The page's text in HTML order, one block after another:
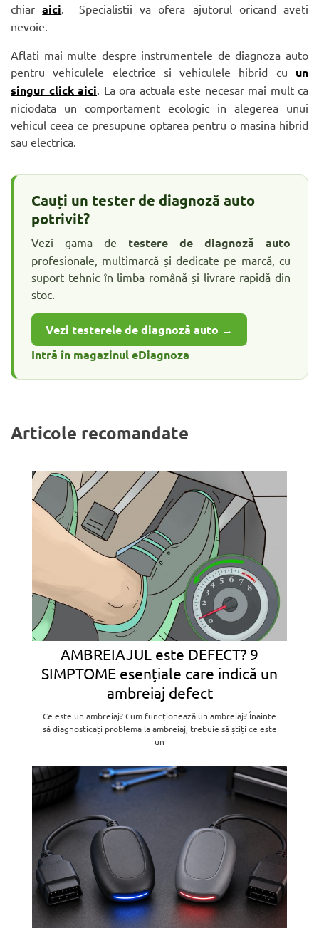
chiaraici . Specialistii va ofera ajutorul oricand aveti
nevoie.
Aflati mai multe despre instrumentele de diagnoza auto
pentru vehiculele electrice si vehiculele hibrid cu
un
singur click aici . La ora actuala este necesar mai mult ca
niciodata un comportament ecologic in alegerea unui
vehicul ceea ce presupune optarea pentru o masina hibrid
sau electrica.
Cauți un tester de diagnoză auto
potrivit?
Vezi gama de testere de diagnoză auto
profesionale, multimarcă și dedicate pe marcă, cu
suport tehnic în limba română și livrare rapidă din
stoc.
Vezi testerele de diagnoză auto →
Intră în magazinul eDiagnoza
Articole recomandate
AMBREIAJUL este DEFECT? 9
SIMPTOME esențiale care indică un
ambreiaj defect
Ce este un ambreiaj? Cum funcționează un ambreiaj? Înainte
să diagnosticați problema la ambreiaj, trebuie să știți ce este
un